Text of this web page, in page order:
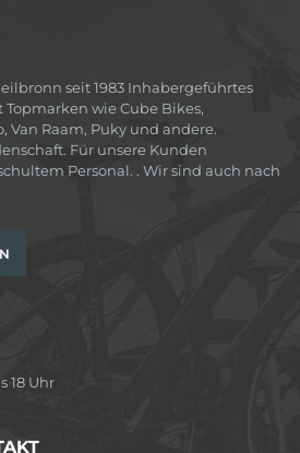
seit 1983 Inhabergeführtes
wie Cube Bikes,
Van Raam, Puky und andere.
Für unsere Kunden
Personal. . Wir sind auch nach
18 Uhr